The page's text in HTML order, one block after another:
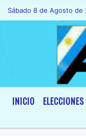
Sábado 8 de Agosto de
INICIO ELECCIONES